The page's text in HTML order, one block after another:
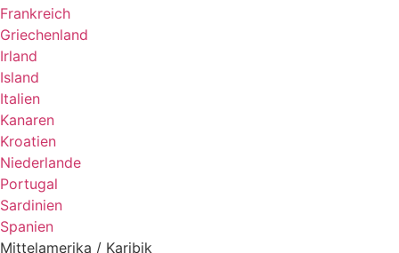
Frankreich
Griechenland
Irland
Island
Italien
Kanaren
Kroatien
Niederlande
Portugal
Sardinien
Spanien
Mittelamerika / Karibik